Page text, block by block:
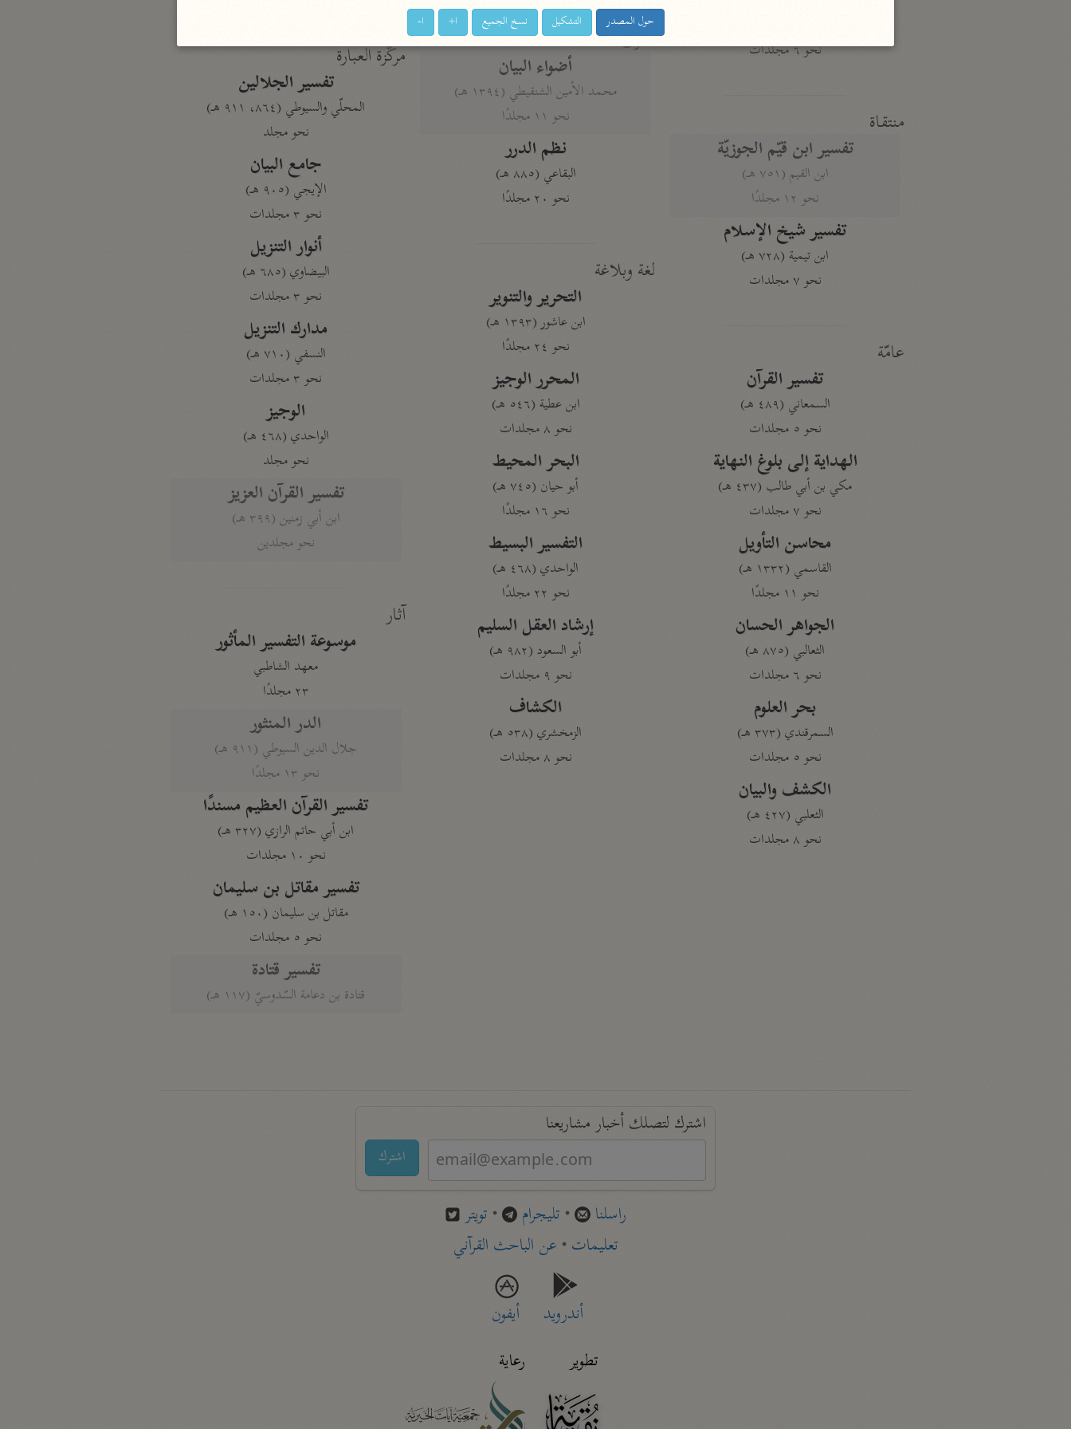
نحو ٦ مجلدات
منتقاة
تفسير ابن قيّم الجوزيّة
ابن القيم (٧٥١ هـ)
نحو ١٢ مجلدًا
تفسير شيخ الإسلام
ابن تيمية (٧٢٨ هـ)
نحو ٧ مجلدات
عامّة
تفسير القرآن
السمعاني (٤٨٩ هـ)
نحو ٥ مجلدات
الهداية إلى بلوغ النهاية
مكي بن أبي طالب (٤٣٧ هـ)
نحو ٧ مجلدات
محاسن التأويل
القاسمي (١٣٣٢ هـ)
نحو ١١ مجلدًا
الجواهر الحسان
الثعالبي (٨٧٥ هـ)
نحو ٦ مجلدات
بحر العلوم
السمرقندي (٣٧٣ هـ)
نحو ٥ مجلدات
الكشف والبيان
الثعلبي (٤٢٧ هـ)
نحو ٨ مجلدات
أخرى
أضواء البيان
محمد الأمين الشنقيطي (١٣٩٤ هـ)
نحو ١١ مجلدًا
نظم الدرر
البقاعي (٨٨٥ هـ)
نحو ٢٠ مجلدًا
لغة وبلاغة
التحرير والتنوير
ابن عاشور (١٣٩٣ هـ)
نحو ٢٤ مجلدًا
المحرر الوجيز
ابن عطية (٥٤٦ هـ)
نحو ٨ مجلدات
البحر المحيط
أبو حيان (٧٤٥ هـ)
نحو ١٦ مجلدًا
التفسير البسيط
الواحدي (٤٦٨ هـ)
نحو ٢٢ مجلدًا
إرشاد العقل السليم
أبو السعود (٩٨٢ هـ)
نحو ٩ مجلدات
الكشاف
الزمخشري (٥٣٨ هـ)
نحو ٨ مجلدات
مركَّزة العبارة
تفسير الجلالين
المحلّي والسيوطي (٨٦٤، ٩١١ هـ)
نحو مجلد
جامع البيان
الإيجي (٩٠٥ هـ)
نحو ٣ مجلدات
أنوار التنزيل
البيضاوي (٦٨٥ هـ)
نحو ٣ مجلدات
مدارك التنزيل
النسفي (٧١٠ هـ)
نحو ٣ مجلدات
الوجيز
الواحدي (٤٦٨ هـ)
نحو مجلد
تفسير القرآن العزيز
ابن أبي زمنين (٣٩٩ هـ)
نحو مجلدين
آثار
موسوعة التفسير المأثور
معهد الشاطبي
٢٣ مجلدًا
الدر المنثور
جلال الدين السيوطي (٩١١ هـ)
نحو ١٣ مجلدًا
تفسير القرآن العظيم مسندًا
ابن أبي حاتم الرازي (٣٢٧ هـ)
نحو ١٠ مجلدات
تفسير مقاتل بن سليمان
مقاتل بن سليمان (١٥٠ هـ)
نحو ٥ مجلدات
تفسير قتادة
قتادة بن دعامة السّدوسيّ (١١٧ هـ)
اشترك لتصلك أخبار مشاريعنا
اشترك
راسلنا • تليجرام • تويتر
تعليمات• عن الباحث القرآني
أندرويد
أيفون
تطوير
رعاية
حول المصدر التشكيل نسخ الجميع ا+ ا-